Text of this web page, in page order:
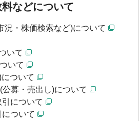
などについて
況・株価検索など)について
いて
いて
ついて
公募・売出し)について
について
ついて